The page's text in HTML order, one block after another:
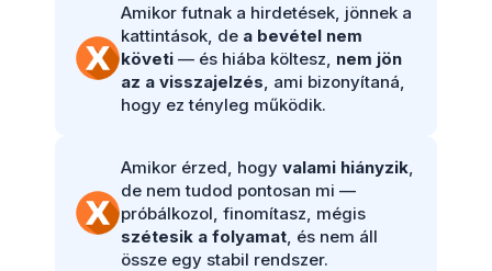
Amikor futnak a hirdetések, jönnek a
kattintások, de a bevétel nem
követi— és hiába költesz, nem jön
az a visszajelzés, ami bizonyítaná,
hogy ez tényleg működik.
Amikor érzed, hogy valami hiányzik,
de nem tudod pontosan mi —
próbálkozol, finomítasz, mégis
szétesik a folyamat, és nem áll
össze egy stabil rendszer.